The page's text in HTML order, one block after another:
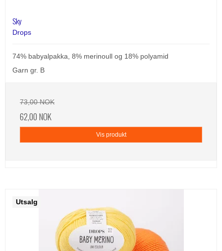
Sky
Drops
74% babyalpakka, 8% merinoull og 18% polyamid
Garn gr. B
73,00 NOK
62,00 NOK
Vis produkt
Utsalg